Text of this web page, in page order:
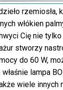
włókien
Cię nie
stworzy
do 60 W,
lampa
wiele